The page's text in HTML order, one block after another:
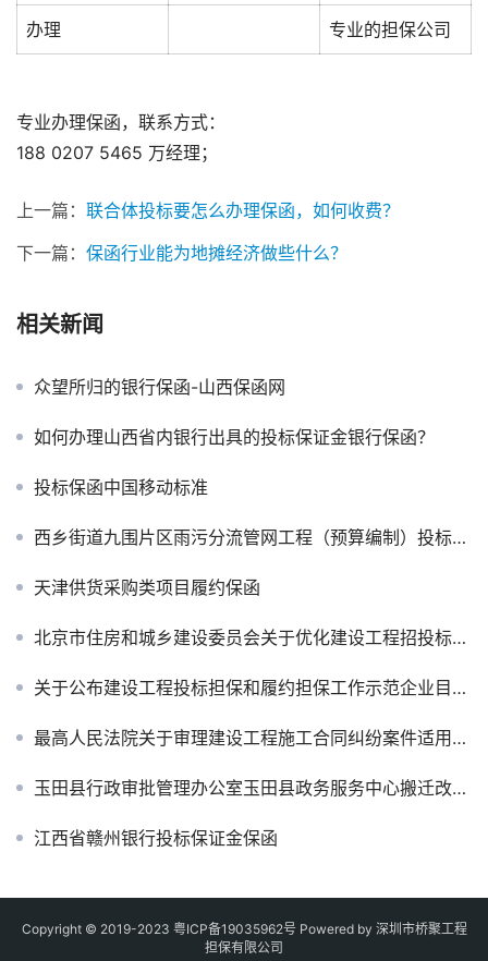
办理 专业的担保公司
专业办理保函，联系方式：
188 0207 5465 万经理；
上一篇： 联合体投标要怎么办理保函，如何收费？
下一篇： 保函行业能为地摊经济做些什么？
相关新闻
众望所归的银行保函-山西保函网
如何办理山西省内银行出具的投标保证金银行保函？
投标保函中国移动标准
西乡街道九围片区雨污分流管网工程（预算编制）投标保函
天津供货采购类项目履约保函
北京市住房和城乡建设委员会关于优化建设工程招投标营商环境有关问题的通知
关于公布建设工程投标担保和履约担保工作示范企业目录（第一批）的通知
最高人民法院关于审理建设工程施工合同纠纷案件适用法律问题的解释（二）
玉田县行政审批管理办公室玉田县政务服务中心搬迁改造工程项目投标保函
江西省赣州银行投标保证金保函
Copyright © 2019-2023 粤ICP备19035962号Powered by 深圳市桥聚工程
担保有限公司